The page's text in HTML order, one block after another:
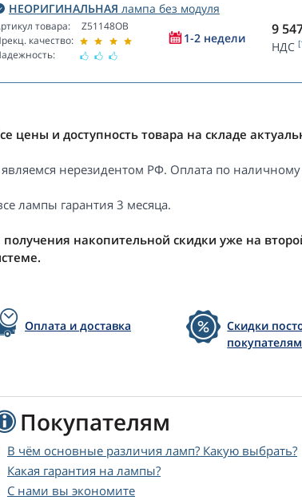
НЕОРИГИНАЛЬНАЯ лампа без модуля
товара:
качество:
Z51148OB
1-2 недели
9
НДС
цены и доступность товара на складе
нерезидентом РФ. Оплата по
лампы гарантия 3 месяца.
получения накопительной скидки уже на
Оплата и доставка
Скидки
покупателям
Покупателям
В чём основные различия ламп? Какую выбрать?
Какая гарантия на лампы?
С нами вы экономите